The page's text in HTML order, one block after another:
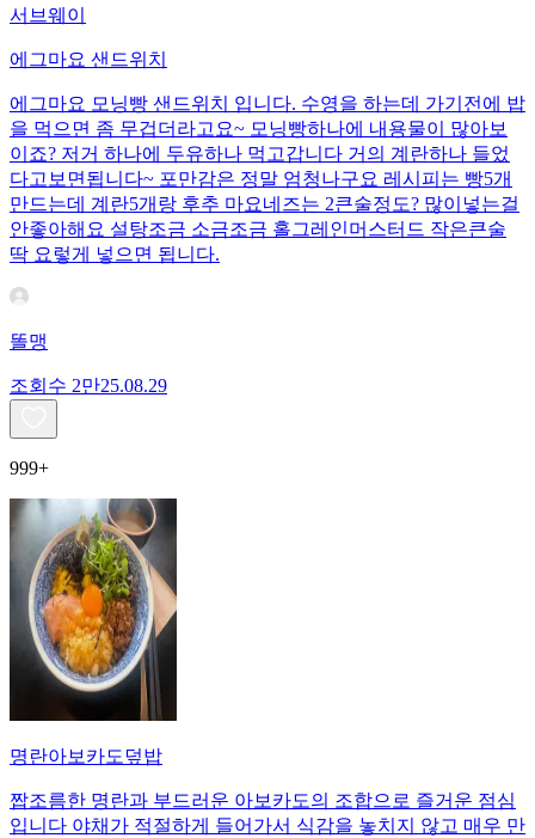
서브웨이
에그마요 샌드위치
에그마요 모닝빵 샌드위치 입니다. 수영을 하는데 가기전에 밥
을 먹으면 좀 무겁더라고요~ 모닝빵하나에 내용물이 많아보
이죠? 저거 하나에 두유하나 먹고갑니다 거의 계란하나 들었
다고보면됩니다~ 포만감은 정말 엄청나구요 레시피는 빵5개
만드는데 계란5개랑 후추 마요네즈는 2큰술정도? 많이넣는걸
안좋아해요 설탕조금 소금조금 홀그레인머스터드 작은큰술
딱 요렇게 넣으면 됩니다.
똘맹
조회수 2만25.08.29
999+
명란아보카도덮밥
짭조름한 명란과 부드러운 아보카도의 조합으로 즐거운 점심
입니다 야채가 적절하게 들어가서 식감을 놓치지 않고 매우 만